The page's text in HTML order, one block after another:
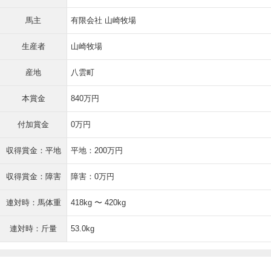
馬主 有限会社 山崎牧場
生産者 山崎牧場
産地 八雲町
本賞金 840万円
付加賞金 0万円
収得賞金：平地 平地：200万円
収得賞金：障害 障害：0万円
連対時：馬体重 418kg 〜 420kg
連対時：斤量 53.0kg